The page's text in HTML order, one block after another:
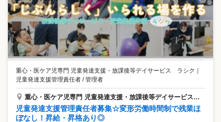
重心・医ケア児専門 児童発達支援・放課後等デイサービス ラシク
児童発達支援管理責任者 / 管理者
重心・医ケア児専門 児童発達支援・放課後等デイサービス ラシク淵野辺/226
児童発達支援管理責任者募集☆変形労働時間制で残業ほ
ぼなし！昇給・昇格あり◎